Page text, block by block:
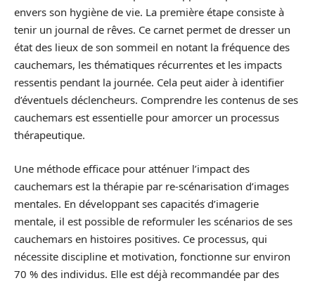
envers son hygiène de vie. La première étape consiste à
tenir un journal de rêves. Ce carnet permet de dresser un
état des lieux de son sommeil en notant la fréquence des
cauchemars, les thématiques récurrentes et les impacts
ressentis pendant la journée. Cela peut aider à identifier
d’éventuels déclencheurs. Comprendre les contenus de ses
cauchemars est essentielle pour amorcer un processus
thérapeutique.
Une méthode efficace pour atténuer l’impact des
cauchemars est la thérapie par re-scénarisation d’images
mentales. En développant ses capacités d’imagerie
mentale, il est possible de reformuler les scénarios de ses
cauchemars en histoires positives. Ce processus, qui
nécessite discipline et motivation, fonctionne sur environ
70 % des individus. Elle est déjà recommandée par des